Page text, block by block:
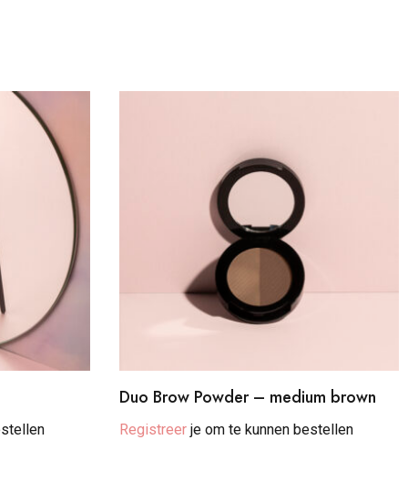
Duo Brow Powder – medium brown
Registreer je om te kunnen bestellen